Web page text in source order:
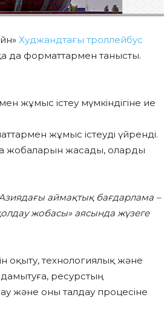
Худжандтағы троллейбус
да форматтармен танысты.
жұмыс істеу мүмкіндігіне ие
жұмыс істеуді үйренді.
жобаларын жасады, оларды
аймақтық бағдарлама –
жобасы» аясында жүзеге
оқыту, технологиялық және
ресурстың
және оны талдау процесіне